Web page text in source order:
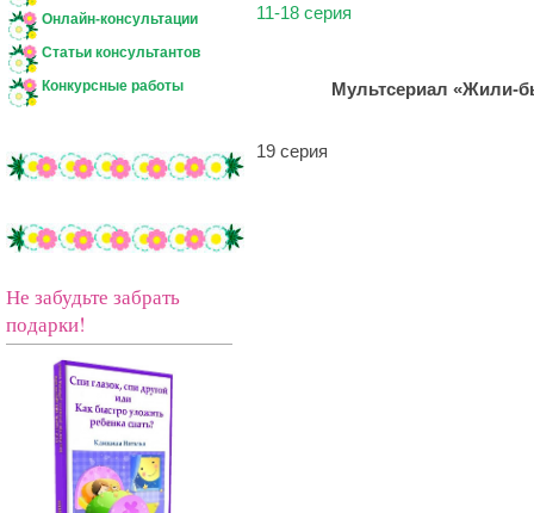
Онлайн-консультации
Статьи консультантов
Конкурсные работы
Не забудьте забрать
подарки!
11-18 серия
Мультсериал «Жили-
19 серия